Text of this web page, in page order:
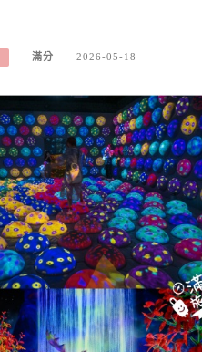
滿分 2026-05-18